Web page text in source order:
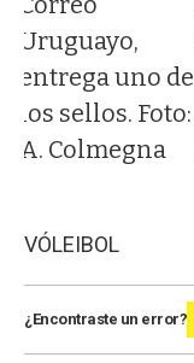
Uruguayo,
entrega uno de
los sellos. Foto:
A. Colmegna
VÓLEIBOL
¿Encontraste un error?